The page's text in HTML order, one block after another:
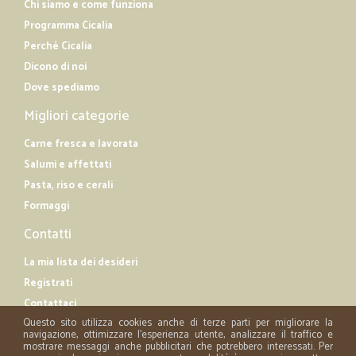
Chi siamo e come funziona
Programma Cicalia
Perché Cicalia
Dicono di noi
Dove spediamo
Migliori categorie
Carne fresca e lavorata
Salumi e affettati
Pasta, riso e cerali
Formaggi
Contatti
La mia lista dei desideri
Registrati
Contattaci
Questo sito utilizza cookies anche di terze parti per migliorare la
navigazione, ottimizzare l'esperienza utente, analizzare il traffico e
mostrare messaggi anche pubblicitari che potrebbero interessati. Per